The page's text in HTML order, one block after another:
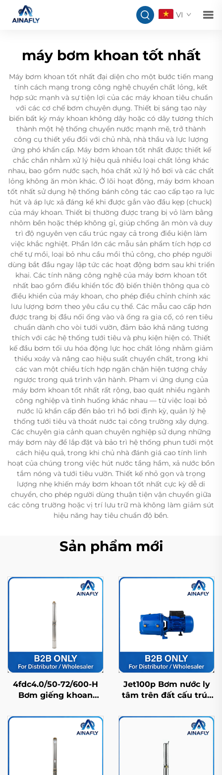
VI
máy bơm khoan tốt nhất
Máy bơm khoan tốt nhất đại diện cho một bước tiến mang
tính cách mạng trong công nghệ chuyển chất lỏng, kết
hợp sức mạnh và sự tiện lợi của các máy khoan tiêu chuẩn
với các cơ chế bơm chuyên dụng. Thiết bị sáng tạo này
biến bất kỳ máy khoan không dây hoặc có dây tương thích
thành một hệ thống chuyển nước mạnh mẽ, trở thành
công cụ thiết yếu đối với chủ nhà, nhà thầu và lực lượng
ứng phó khẩn cấp. Máy bơm khoan tốt nhất được thiết kế
chắc chắn nhằm xử lý hiệu quả nhiều loại chất lỏng khác
nhau, bao gồm nước sạch, hóa chất xử lý hồ bơi và các chất
lỏng không ăn mòn khác. Ở lõi hoạt động, máy bơm khoan
tốt nhất sử dụng hệ thống bánh công tác cao cấp tạo ra lực
hút và áp lực xả đáng kể khi được gắn vào đầu kẹp (chuck)
của máy khoan. Thiết bị thường được trang bị vỏ làm bằng
nhôm bền hoặc thép không gỉ, giúp chống ăn mòn và duy
trì độ nguyên vẹn cấu trúc ngay cả trong điều kiện làm
việc khắc nghiệt. Phần lớn các mẫu sản phẩm tích hợp cơ
chế tự mồi, loại bỏ nhu cầu mồi thủ công, cho phép người
dùng bắt đầu ngay lập tức các hoạt động bơm sau khi triển
khai. Các tính năng công nghệ của máy bơm khoan tốt
nhất bao gồm điều khiển tốc độ biến thiên thông qua cò
điều khiển của máy khoan, cho phép điều chỉnh chính xác
lưu lượng bơm theo yêu cầu cụ thể. Các mẫu cao cấp hơn
được trang bị đầu nối ống vào và ống ra gia cố, có ren tiêu
chuẩn dành cho vòi tưới vườn, đảm bảo khả năng tương
thích với các hệ thống tưới tiêu và phụ kiện hiện có. Thiết
kế đầu bơm tối ưu hóa động lực học chất lỏng nhằm giảm
thiểu xoáy và nâng cao hiệu suất chuyển chất, trong khi
các van một chiều tích hợp ngăn chặn hiện tượng chảy
ngược trong quá trình vận hành. Phạm vi ứng dụng của
máy bơm khoan tốt nhất rất rộng, bao quát nhiều ngành
công nghiệp và tình huống khác nhau — từ việc loại bỏ
nước lũ khẩn cấp đến bảo trì hồ bơi định kỳ, quản lý hệ
thống tưới tiêu và thoát nước tại công trường xây dựng.
Các chuyên gia cảnh quan chuyên nghiệp sử dụng những
máy bơm này để lắp đặt và bảo trì hệ thống phun tưới một
cách hiệu quả, trong khi chủ nhà đánh giá cao tính linh
hoạt của chúng trong việc hút nước tầng hầm, xả nước bồn
tắm nóng và tưới tiêu vườn. Thiết kế nhỏ gọn và trọng
lượng nhẹ khiến máy bơm khoan tốt nhất cực kỳ dễ di
chuyển, cho phép người dùng thuận tiện vận chuyển giữa
các công trường hoặc vị trí lưu trữ mà không làm giảm sút
hiệu năng hay tiêu chuẩn độ bền.
Sản phẩm mới
4fdc4.0/50-72/600-H
Bơm giếng khoan
bằng thép không gỉ
bền bỉ, tuổi thọ cao và
giá nhà máy
Jet100p Bơm nước ly
tâm trên đất cấu trúc
cao, ổn định và đa